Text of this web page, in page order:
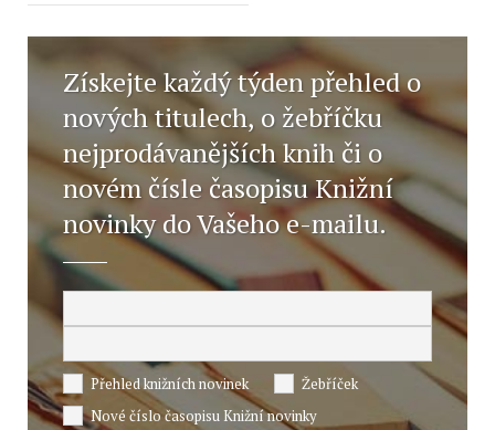
Získejte každý týden přehled o
nových titulech, o žebříčku
nejprodávanějších knih či o
novém čísle časopisu Knižní
novinky do Vašeho e-mailu.
Přehled knižních novinek
Žebříček
Nové číslo časopisu Knižní novinky